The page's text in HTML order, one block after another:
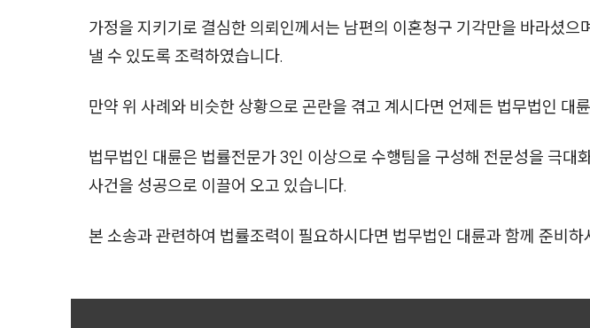
가정을 지키기로 결심한 의뢰인께서는 남편의 이혼청구 기각만을 바라셨
낼 수 있도록 조력하였습니다.
만약 위 사례와 비슷한 상황으로 곤란을 겪고 계시다면 언제든 법무법인 대
법무법인 대륜은 법률전문가 3인 이상으로 수행팀을 구성해 전문성을 극
사건을 성공으로 이끌어 오고 있습니다.
본 소송과 관련하여 법률조력이 필요하시다면 법무법인 대륜과 함께 준비하